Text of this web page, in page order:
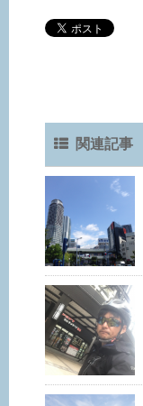
関連記事